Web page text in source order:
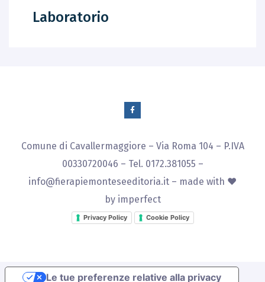
Laboratorio
Comune di Cavallermaggiore – Via Roma 104 – P.IVA
00330720046 – Tel. 0172.381055 –
info@fierapiemonteseeditoria.it – made with ♥
by imperfect
Privacy Policy Cookie Policy
Le tue preferenze relative alla privacy